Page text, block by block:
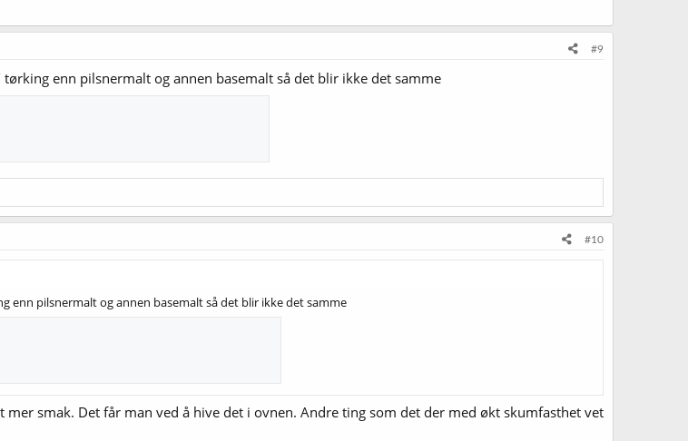
#9
enn pilsnermalt og annen basemalt så det blir ikke det samme
#10
enn pilsnermalt og annen basemalt så det blir ikke det samme
smak. Det får man ved å hive det i ovnen. Andre ting som det der med økt skumfasthet vet